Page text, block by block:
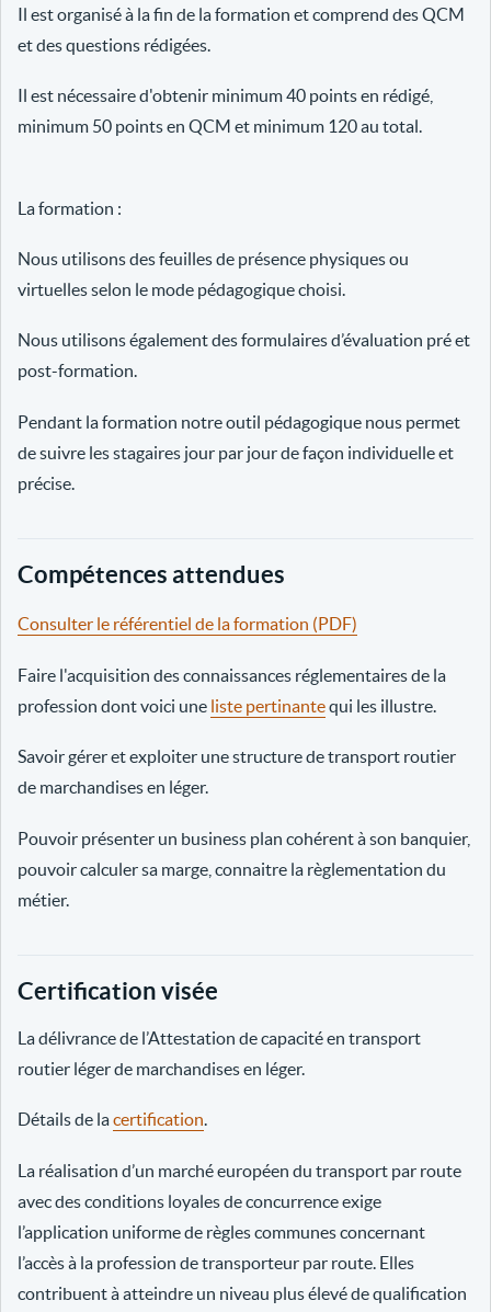
Il est organisé à la fin de la formation et comprend des QCM
et des questions rédigées.
Il est nécessaire d'obtenir minimum 40 points en rédigé,
minimum 50 points en QCM et minimum 120 au total.
La formation :
Nous utilisons des feuilles de présence physiques ou
virtuelles selon le mode pédagogique choisi.
Nous utilisons également des formulaires d’évaluation pré et
post-formation.
Pendant la formation notre outil pédagogique nous permet
de suivre les stagaires jour par jour de façon individuelle et
précise.
Compétences attendues
Consulter le référentiel de la formation (PDF)
Faire l'acquisition des connaissances réglementaires de la
profession dont voici une liste pertinantequi les illustre.
Savoir gérer et exploiter une structure de transport routier
de marchandises en léger.
Pouvoir présenter un business plan cohérent à son banquier,
pouvoir calculer sa marge, connaitre la règlementation du
métier.
Certification visée
La délivrance de l’Attestation de capacité en transport
routier léger de marchandises en léger.
Détails de lacertification.
La réalisation d’un marché européen du transport par route
avec des conditions loyales de concurrence exige
l’application uniforme de règles communes concernant
l’accès à la profession de transporteur par route. Elles
contribuent à atteindre un niveau plus élevé de qualification